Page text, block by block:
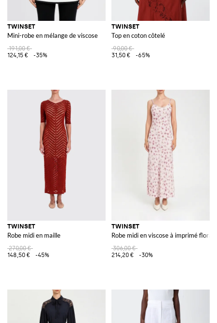
TWINSET
Mini-robe en mélange de viscose
191,00 €
124,15 €
-35%
TWINSET
Top en coton côtelé
90,00 €
31,50 €
-65%
TWINSET
Robe midi en maille
270,00 €
148,50 €
-45%
TWINSET
Robe midi en viscose à imprimé floral
306,00 €
214,20 €
-30%